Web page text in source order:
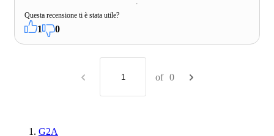
Questa recensione ti è stata utile?
1 0
of 0
G2A